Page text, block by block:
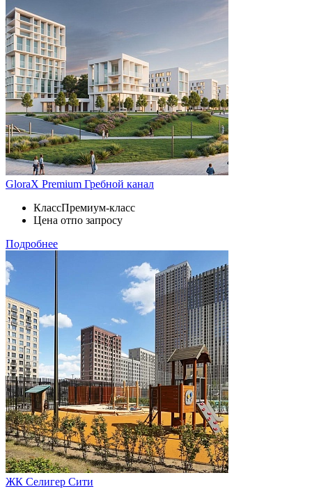
GloraX Premium Гребной канал
КлассПремиум-класс
Цена отпо запросу
Подробнее
ЖК Селигер Сити